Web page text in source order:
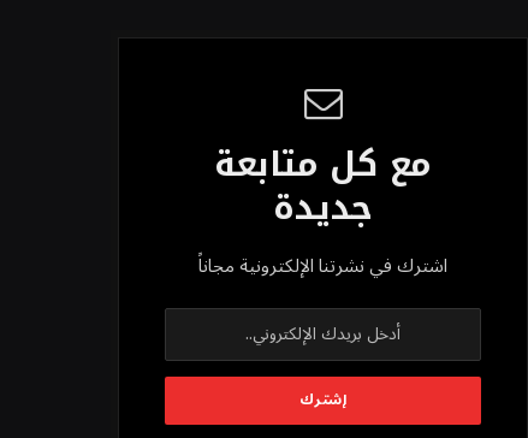
مع كل متابعة
جديدة
اشترك في نشرتنا الإلكترونية مجاناً